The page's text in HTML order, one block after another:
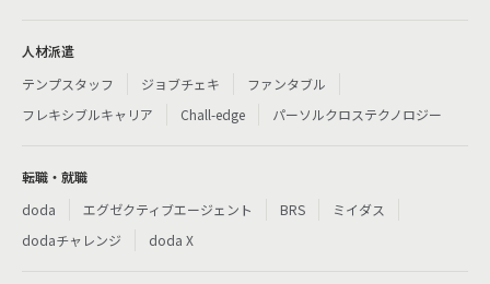
人材派遣
テンプスタッフ
ジョブチェキ
ファンタブル
フレキシブルキャリア
Chall-edge パーソルクロステクノロジー
転職・就職
doda
エグゼクティブエージェント BRS
ミイダス
dodaチャレンジ
doda X